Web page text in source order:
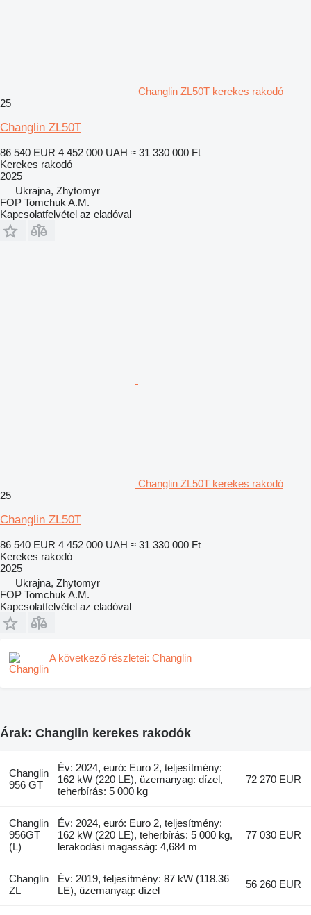
Changlin ZL50T kerekes rakodó
25
Changlin ZL50T
86 540 EUR 4 452 000 UAH ≈ 31 330 000 Ft
Kerekes rakodó
2025
Ukrajna, Zhytomyr
FOP Tomchuk A.M.
Kapcsolatfelvétel az eladóval
Changlin ZL50T kerekes rakodó
25
Changlin ZL50T
86 540 EUR 4 452 000 UAH ≈ 31 330 000 Ft
Kerekes rakodó
2025
Ukrajna, Zhytomyr
FOP Tomchuk A.M.
Kapcsolatfelvétel az eladóval
A következő részletei: Changlin
Árak: Changlin kerekes rakodók
Changlin
956 GT
Év: 2024, euró: Euro 2, teljesítmény:
162 kW (220 LE), üzemanyag: dízel,
teherbírás: 5 000 kg
72 270 EUR
Changlin
956GT
(L)
Év: 2024, euró: Euro 2, teljesítmény:
162 kW (220 LE), teherbírás: 5 000 kg,
lerakodási magasság: 4,684 m
77 030 EUR
Changlin
ZL
Év: 2019, teljesítmény: 87 kW (118.36
LE), üzemanyag: dízel
56 260 EUR